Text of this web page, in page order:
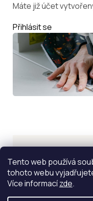
Tento web používá
tohoto webu
Více informacízde.
Máte již účet
Přihlásit se
Inspirace
ZOBRAZIT VÍCE